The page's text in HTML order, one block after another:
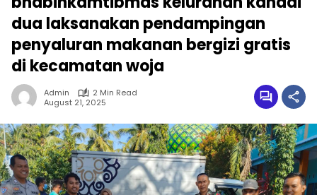
dua laksanakan pendampingan
penyaluran makanan bergizi gratis
di kecamatan woja
Admin
2 Min Read
August 21, 2025